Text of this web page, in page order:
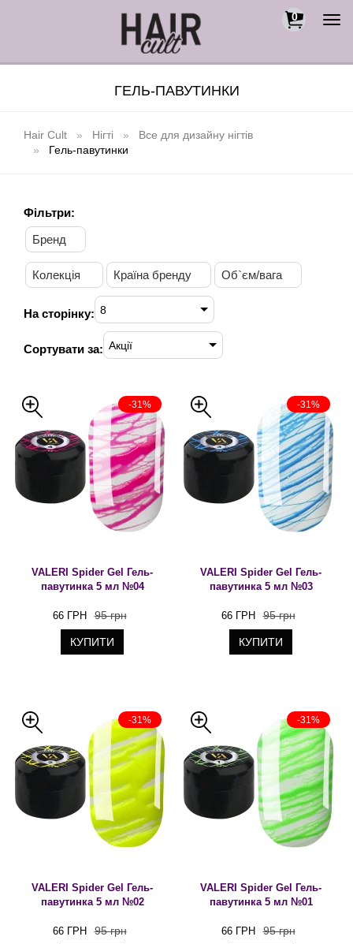
0
ГЕЛЬ-ПАВУТИНКИ
Hair Cult Нігті
Все для дизайну нігтів
Гель-павутинки
Фільтри:
Бренд
Колекція Країна бренду Об`єм/вага
На сторінку: 8
Сортувати за: Акції
-31%
VALERI Spider Gel Гель-
павутинка 5 мл №04
66 ГРН 95 грн
КУПИТИ
-31%
VALERI Spider Gel Гель-
павутинка 5 мл №03
66 ГРН 95 грн
КУПИТИ
-31%
VALERI Spider Gel Гель-
павутинка 5 мл №02
66 ГРН 95 грн
-31%
VALERI Spider Gel Гель-
павутинка 5 мл №01
66 ГРН 95 грн